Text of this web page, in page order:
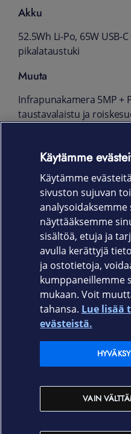
Akku
52.5Wh Li-Po, 65W USB-
pikalataustuki
Muuta
Infrapunakamera 5MP +
taustavalaistu ja
MIL-STD-810H -sertifioitu
Takuu
Lenovo Premier 36 kk
takuupalvelu
Elisa.fi
Elisan myymälät
Yhteystiedot
Käytämme
Käytämme
sivuston sujuvan
analysoidaksemme
näyttääksemme
sisältöä, etuja ja
avulla kerättyjä
ja ostotietoja,
kumppaneillemme
mukaan. Voit
tahansa. Lue lisää
evästeistä.
VAIN